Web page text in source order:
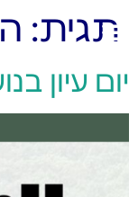
תגית:
יום עיון